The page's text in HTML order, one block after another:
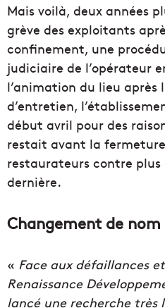
Mais voilà, deux années
grève des exploitants
confinement, une
judiciaire de l’opérateur
l’animation du lieu après
d’entretien,
début avril pour des
restait avant la
restaurateurs contre plus
dernière.
Changement de
« Face aux défaillances
Renaissance
lancé une recherche très